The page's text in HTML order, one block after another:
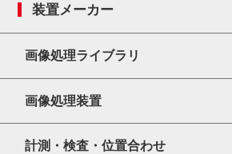
装置メーカー
画像処理ライブラリ
画像処理装置
計測・検査・位置合わせ